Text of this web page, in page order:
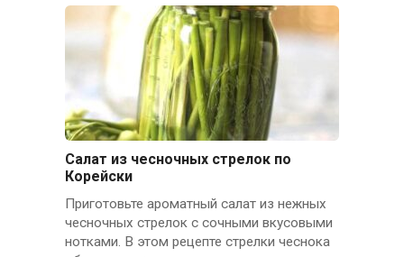
Салат из чесночных стрелок по
Корейски
Приготовьте ароматный салат из нежных
чесночных стрелок с сочными вкусовыми
нотками. В этом рецепте стрелки чеснока